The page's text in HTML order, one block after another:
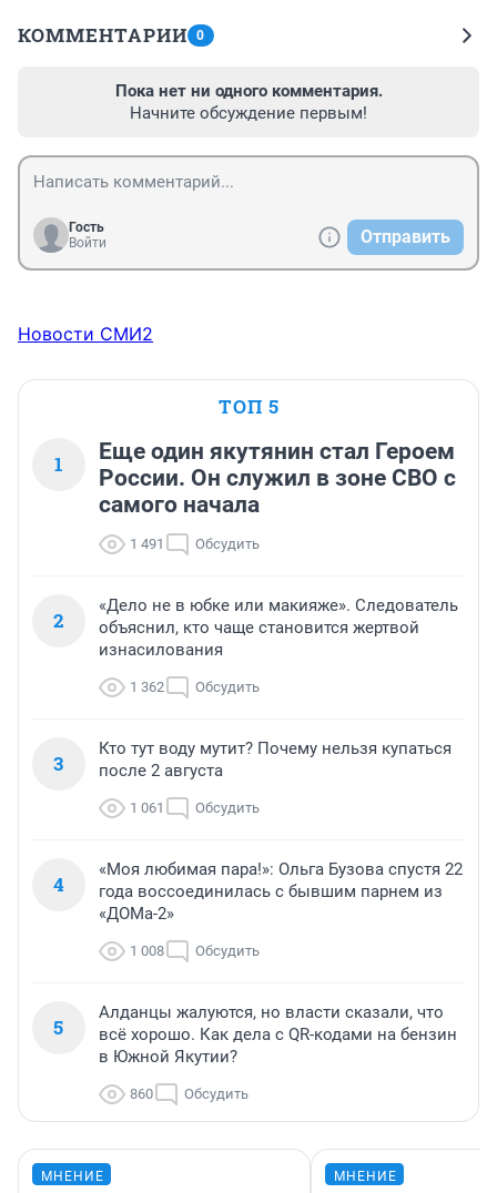
КОММЕНТАРИИ 0
Пока нет ни одного комментария.
Начните обсуждение первым!
Гость
Войти
Отправить
Новости СМИ2
ТОП 5
1
Еще один якутянин стал Героем
России. Он служил в зоне СВО с
самого начала
1 491 Обсудить
2
«Дело не в юбке или макияже». Следователь
объяснил, кто чаще становится жертвой
изнасилования
1 362 Обсудить
3
Кто тут воду мутит? Почему нельзя купаться
после 2 августа
1 061 Обсудить
4
«Моя любимая пара!»: Ольга Бузова спустя 22
года воссоединилась с бывшим парнем из
«ДОМа-2»
1 008 Обсудить
5
Алданцы жалуются, но власти сказали, что
всё хорошо. Как дела с QR-кодами на бензин
в Южной Якутии?
860 Обсудить
МНЕНИЕ МНЕНИЕ